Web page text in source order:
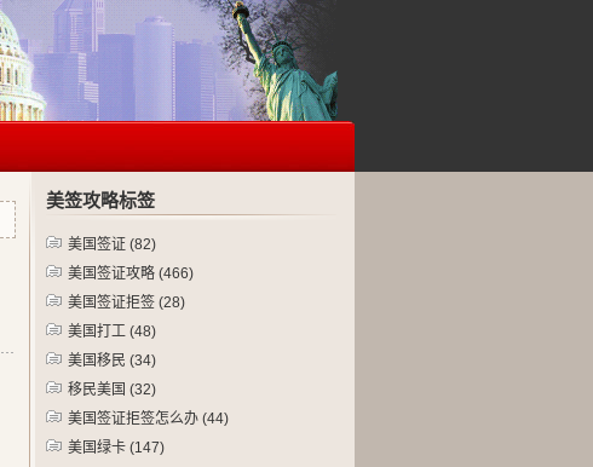
美签攻略标签
美国签证 (82)
美国签证攻略 (466)
美国签证拒签 (28)
美国打工 (48)
美国移民 (34)
移民美国 (32)
美国签证拒签怎么办 (44)
美国绿卡 (147)